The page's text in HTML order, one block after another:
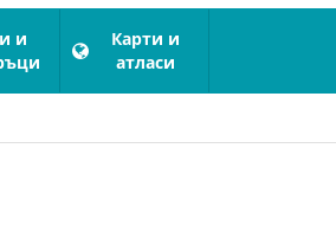
и
Карти и
атласи